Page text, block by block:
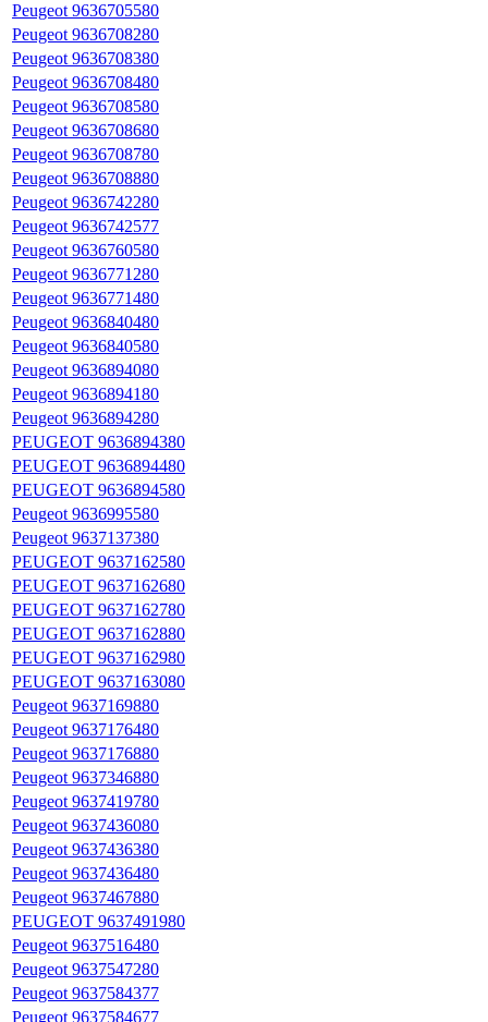
Peugeot 9636705580
Peugeot 9636708280
Peugeot 9636708380
Peugeot 9636708480
Peugeot 9636708580
Peugeot 9636708680
Peugeot 9636708780
Peugeot 9636708880
Peugeot 9636742280
Peugeot 9636742577
Peugeot 9636760580
Peugeot 9636771280
Peugeot 9636771480
Peugeot 9636840480
Peugeot 9636840580
Peugeot 9636894080
Peugeot 9636894180
Peugeot 9636894280
PEUGEOT 9636894380
PEUGEOT 9636894480
PEUGEOT 9636894580
Peugeot 9636995580
Peugeot 9637137380
PEUGEOT 9637162580
PEUGEOT 9637162680
PEUGEOT 9637162780
PEUGEOT 9637162880
PEUGEOT 9637162980
PEUGEOT 9637163080
Peugeot 9637169880
Peugeot 9637176480
Peugeot 9637176880
Peugeot 9637346880
Peugeot 9637419780
Peugeot 9637436080
Peugeot 9637436380
Peugeot 9637436480
Peugeot 9637467880
PEUGEOT 9637491980
Peugeot 9637516480
Peugeot 9637547280
Peugeot 9637584377
Peugeot 9637584677